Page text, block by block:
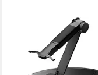
Saugroboter mit
Wischfunktion Roborock
Saros Z70